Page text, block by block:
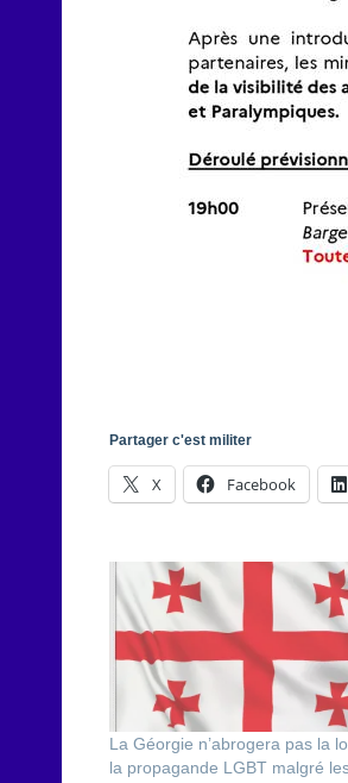
Partager c'est militer
X Facebook
La Géorgie n’abrogera pas la
la propagande LGBT malgré